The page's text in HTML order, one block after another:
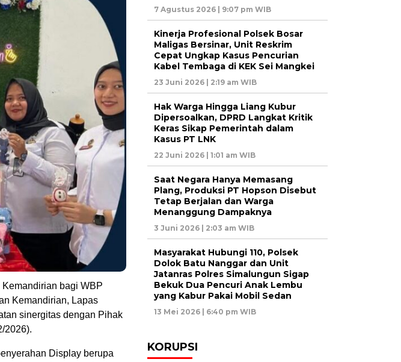
bagi WBP
Kemandirian, Lapas
sinergitas dengan Pihak
2026).
Display berupa
7 Agustus 2026 | 9:07 pm WIB
Kinerja Profesional Polsek Bosar
Maligas Bersinar, Unit Reskrim
Cepat Ungkap Kasus Pencurian
Kabel Tembaga di KEK Sei Mangkei
23 Juni 2026 | 2:19 am WIB
Hak Warga Hingga Liang Kubur
Dipersoalkan, DPRD Langkat Kritik
Keras Sikap Pemerintah dalam
Kasus PT LNK
22 Juni 2026 | 1:01 am WIB
Saat Negara Hanya Memasang
Plang, Produksi PT Hopson Disebut
Tetap Berjalan dan Warga
Menanggung Dampaknya
3 Juni 2026 | 2:03 am WIB
Masyarakat Hubungi 110, Polsek
Dolok Batu Nanggar dan Unit
Jatanras Polres Simalungun Sigap
Bekuk Dua Pencuri Anak Lembu
yang Kabur Pakai Mobil Sedan
13 Mei 2026 | 6:40 pm WIB
KORUPSI